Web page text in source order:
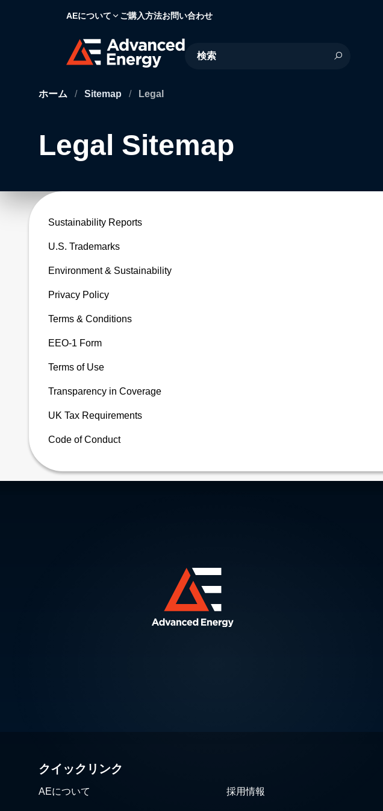
AEについて ご購入方法お問い合わせ
Site Search
ホーム / Sitemap / Legal
Legal Sitemap
Sustainability Reports
U.S. Trademarks
Environment & Sustainability
Privacy Policy
Terms & Conditions
EEO-1 Form
Terms of Use
Transparency in Coverage
UK Tax Requirements
Code of Conduct
クイックリンク
AEについて 採用情報